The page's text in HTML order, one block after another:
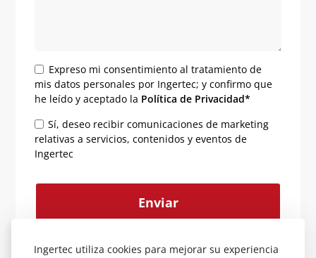
Expreso mi consentimiento al tratamiento de
mis datos personales por Ingertec; y confirmo que
he leído y aceptado la Política de Privacidad*
Sí, deseo recibir comunicaciones de marketing
relativas a servicios, contenidos y eventos de
Ingertec
Ingertec utiliza cookies para mejorar su experiencia